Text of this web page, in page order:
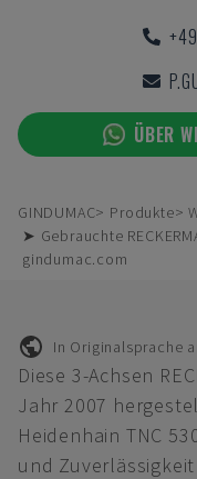
ÜBER
GINDUMAC Produkte
➤ Gebrauchte
gindumac.com
In Originalsprache
Diese 3-Achsen
Jahr 2007
Heidenhain TNC
und